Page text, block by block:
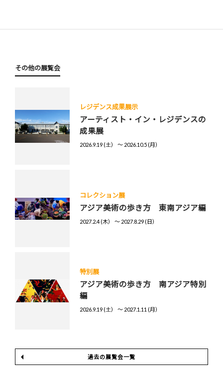
その他の展覧会
レジデンス成果展示
アーティスト・イン・レジデンスの
成果展
2026.9.19 (土） 〜 2026.10.5 (月）
コレクション展
アジア美術の歩き方 東南アジア編
2027.2.4 (木） 〜 2027.8.29 (日）
特別展
アジア美術の歩き方 南アジア特別
編
2026.9.19 (土） 〜 2027.1.11 (月）
過去の展覧会一覧